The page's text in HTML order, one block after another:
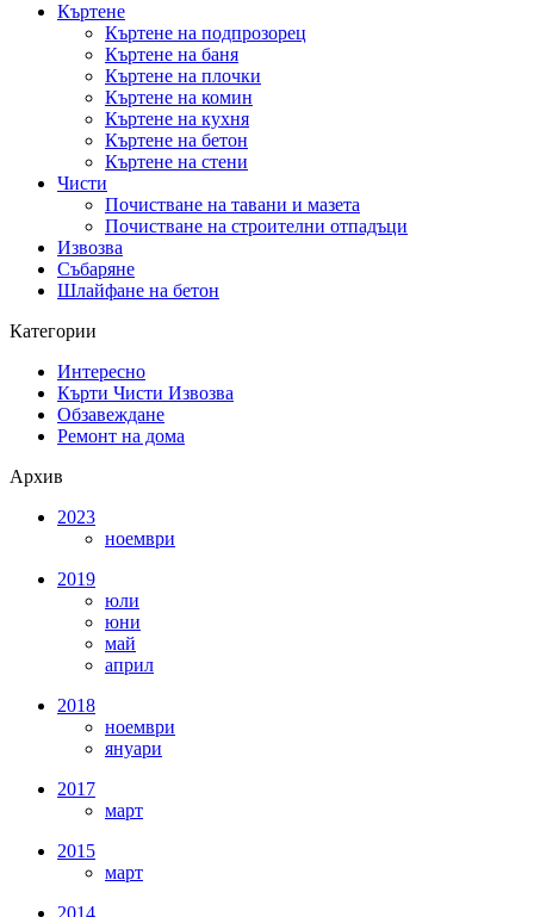
Къртене
Къртене на подпрозорец
Къртене на баня
Къртене на плочки
Къртене на комин
Къртене на кухня
Къртене на бетон
Къртене на стени
Чисти
Почистване на тавани и мазета
Почистване на строителни отпадъци
Извозва
Събаряне
Шлайфане на бетон
Категории
Интересно
Кърти Чисти Извозва
Обзавеждане
Ремонт на дома
Архив
2023
ноември
2019
юли
юни
май
април
2018
ноември
януари
2017
март
2015
март
2014